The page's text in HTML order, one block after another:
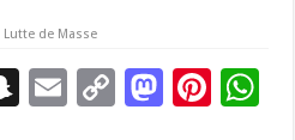
Lutte de Masse
S
E
C
M Pi